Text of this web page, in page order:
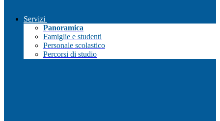
Servizi
Panoramica
Famiglie e studenti
Personale scolastico
Percorsi di studio